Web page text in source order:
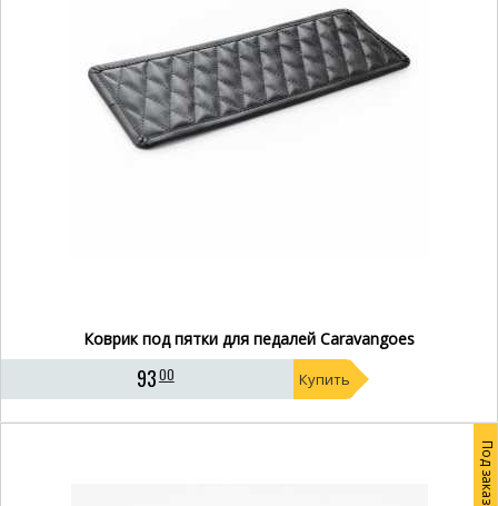
Коврик под пятки для педалей Caravangoes
9300 Купить
Под заказ